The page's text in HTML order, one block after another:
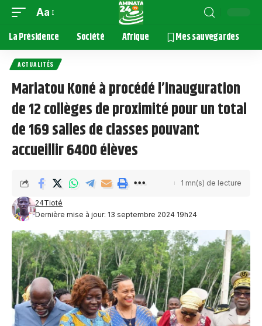
Aa
La Présidence Société Afrique Mes sauvegardes
ACTUALITÉS
Mariatou Koné à procédé l’inauguration
de 12 collèges de proximité pour un total
de 169 salles de classes pouvant
accueillir 6400 élèves
Dernière mise à jour: 13 septembre 2024 19h24
24Tioté
1 mn(s) de lecture